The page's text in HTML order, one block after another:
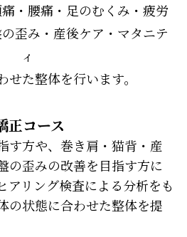
・腰痛・足のむくみ・疲労
歪み・産後ケア・マタニテ
ィ
せた整体を行います。
正コース
す方や、巻き肩・猫背・産
の歪みの改善を目指す方に
アリング検査による分析をも
の状態に合わせた整体を提